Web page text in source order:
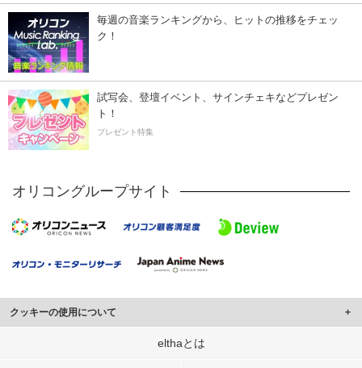
毎週の音楽ランキングから、ヒットの推移をチェッ
ク！
試写会、登壇イベント、サインチェキなどプレゼン
ト！
プレゼント特集
オリコングループサイト
クッキーの使用について
このサイトでは Cookie を使用して、ユーザーに合わせたコンテンツや広告の
elthaとは